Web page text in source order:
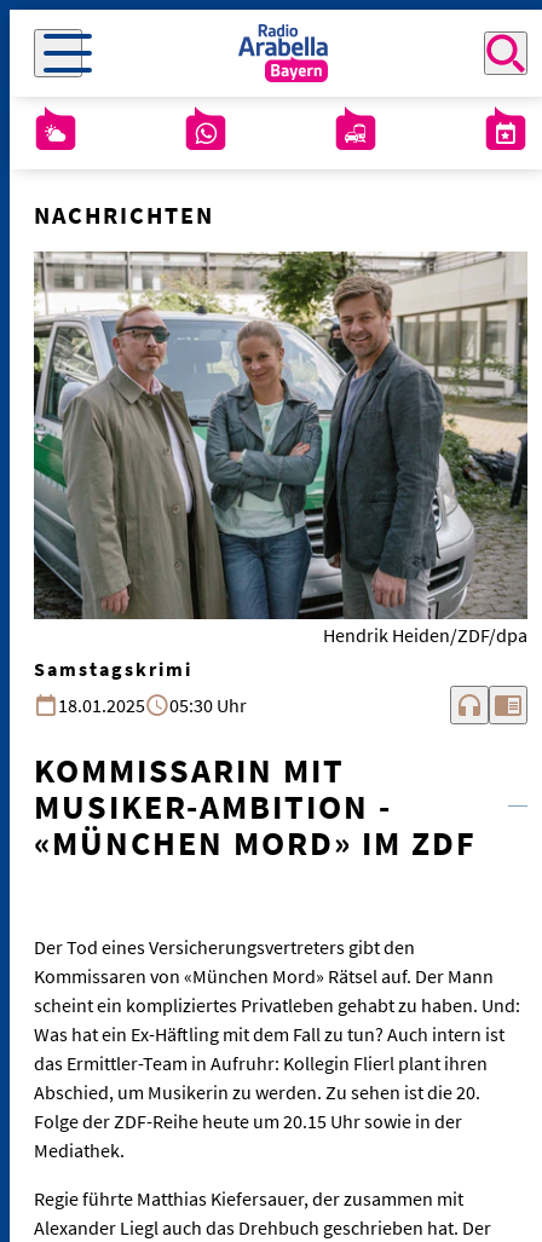
NACHRICHTEN
Hendrik Heiden/ZDF/dpa
Samstagskrimi
18.01.2025
05:30 Uhr headphones chrome_reader_mode
KOMMISSARIN MIT
MUSIKER-AMBITION -
«MÜNCHEN MORD» IM ZDF
Der Tod eines Versicherungsvertreters gibt den
Kommissaren von «München Mord» Rätsel auf. Der Mann
scheint ein kompliziertes Privatleben gehabt zu haben. Und:
Was hat ein Ex-Häftling mit dem Fall zu tun? Auch intern ist
das Ermittler-Team in Aufruhr: Kollegin Flierl plant ihren
Abschied, um Musikerin zu werden. Zu sehen ist die 20.
Folge der ZDF-Reihe heute um 20.15 Uhr sowie in der
Mediathek.
Regie führte Matthias Kiefersauer, der zusammen mit
Alexander Liegl auch das Drehbuch geschrieben hat. Der